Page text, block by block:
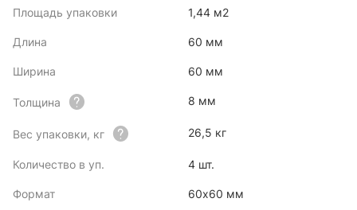
Площадь упаковки 1,44 м2
Длина 60 мм
Ширина 60 мм
Толщина 8 мм
Вес упаковки, кг 26,5 кг
Количество в уп. 4 шт.
Формат 60x60 мм